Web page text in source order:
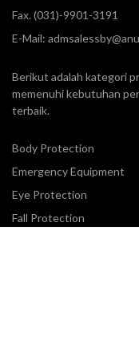
Fax. (031)-9901-3191
E-Mail:
Berikut adalah kategori
memenuhi kebutuhan
terbaik.
Body Protection
Emergency Equipment
Eye Protection
Fall Protection